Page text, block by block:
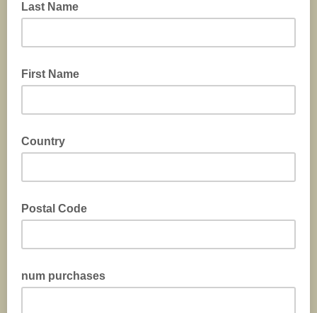
Last Name
First Name
Country
Postal Code
num purchases